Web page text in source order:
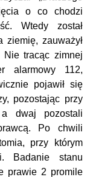
o co chodzi
Wtedy został
ziemię, zauważył
Nie tracąc zimnej
alarmowy 112,
pojawił się
pozostając przy
a dwaj pozostali
Po chwili
przy którym
Badanie stanu
prawie 2 promile